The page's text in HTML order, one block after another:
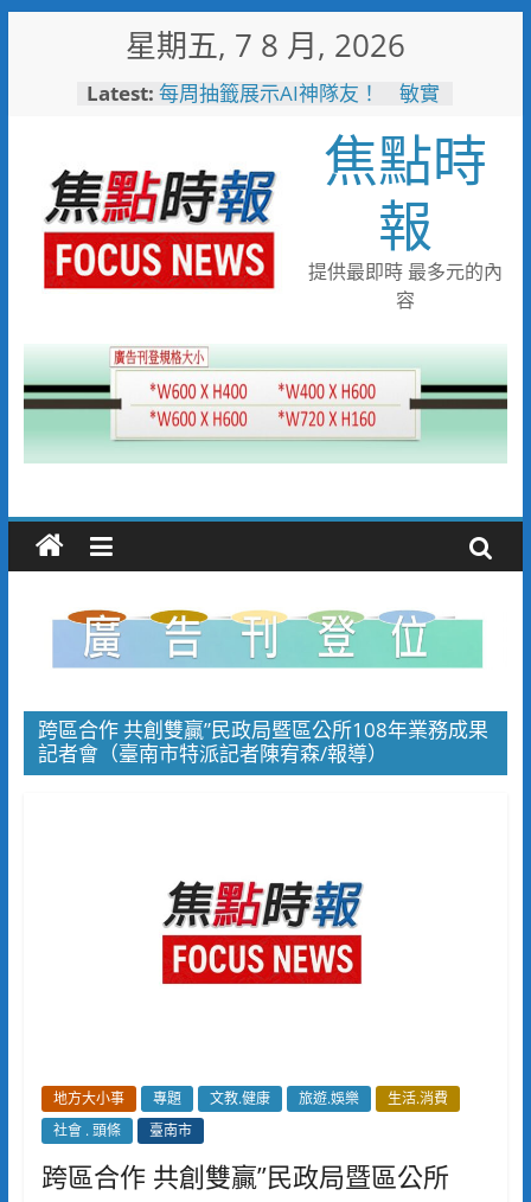
星期五, 7 8 月, 2026
Latest: 每周抽籤展示AI神隊友！ 敏實
短影音行銷是什麼？2026 平台
比較、優缺點與電商變現全攻略
曾國城、王心凌、Roland 私下
也愛的深夜台味！傳承一甲子
「東引小吃店」外客都朝聖的國
際級小吃
戰火無情約旦母女護照卡關 移
白海豚逼近！台電鳳山區處提前
部署 1911、APP通報方式一
次看
焦點時
報
提供最即時 最多元的內
容
跨區合作 共創雙贏”民政局暨區公所108年業務成果
記者會（臺南市特派記者陳宥森/報導）
地方大小事 專題 文教.健康 旅遊.娛樂
生活.消費
社會 . 頭條
臺南市
跨區合作 共創雙贏”民政局暨區公所